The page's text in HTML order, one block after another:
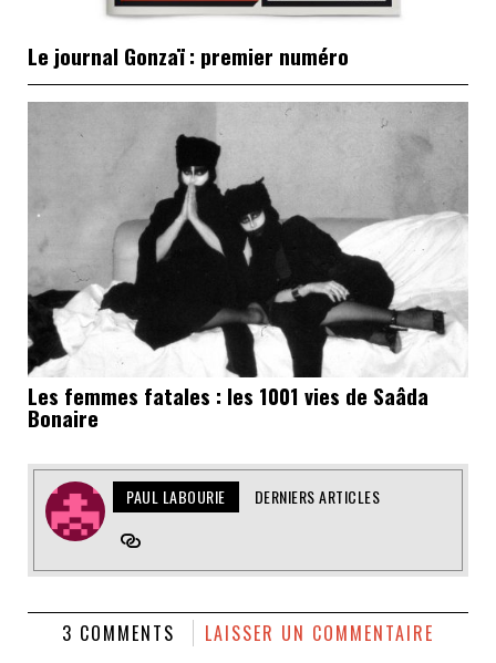
Le journal Gonzaï : premier numéro
Les femmes fatales : les 1001 vies de Saâda
Bonaire
PAUL LABOURIE DERNIERS ARTICLES
3 COMMENTS LAISSER UN COMMENTAIRE